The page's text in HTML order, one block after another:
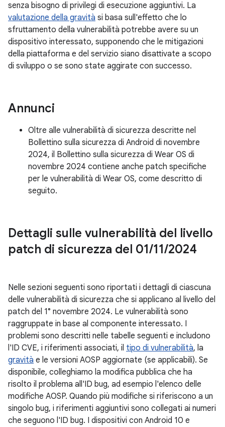
senza bisogno di privilegi di esecuzione aggiuntivi. La
valutazione della gravità si basa sull'effetto che lo
sfruttamento della vulnerabilità potrebbe avere su un
dispositivo interessato, supponendo che le mitigazioni
della piattaforma e del servizio siano disattivate a scopo
di sviluppo o se sono state aggirate con successo.
Annunci
Oltre alle vulnerabilità di sicurezza descritte nel
Bollettino sulla sicurezza di Android di novembre
2024, il Bollettino sulla sicurezza di Wear OS di
novembre 2024 contiene anche patch specifiche
per le vulnerabilità di Wear OS, come descritto di
seguito.
Dettagli sulle vulnerabilità del livello
patch di sicurezza del 01/11/2024
Nelle sezioni seguenti sono riportati i dettagli di ciascuna
delle vulnerabilità di sicurezza che si applicano al livello del
patch del 1° novembre 2024. Le vulnerabilità sono
raggruppate in base al componente interessato. I
problemi sono descritti nelle tabelle seguenti e includono
l'ID CVE, i riferimenti associati, il tipo di vulnerabilità, la
gravità e le versioni AOSP aggiornate (se applicabili). Se
disponibile, colleghiamo la modifica pubblica che ha
risolto il problema all'ID bug, ad esempio l'elenco delle
modifiche AOSP. Quando più modifiche si riferiscono a un
singolo bug, i riferimenti aggiuntivi sono collegati ai numeri
che seguono l'ID bug. I dispositivi con Android 10 e